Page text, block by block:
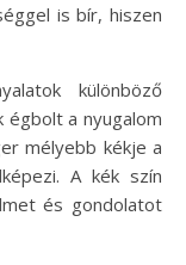
is bír, hiszen
különböző
égbolt a nyugalom
mélyebb kékje a
A kék szín
és gondolatot